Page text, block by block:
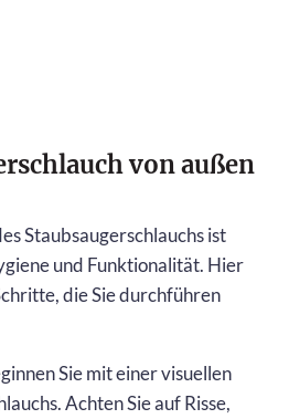
von außen
Staubsaugerschlauchs ist
und Funktionalität. Hier
die Sie durchführen
Sie mit einer visuellen
Achten Sie auf Risse,